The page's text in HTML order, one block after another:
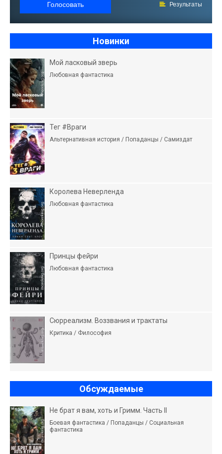
Голосовать Результаты
Новинки
Мой ласковый зверь
Любовная фантастика
Тег #Враги
Альтернативная история / Попаданцы / Самиздат
Королева Неверленда
Любовная фантастика
Принцы фейри
Любовная фантастика
Сюрреализм. Воззвания и трактаты
Критика / Философия
Обсуждаемые
Не брат я вам, хоть и Гримм. Часть II
Боевая фантастика / Попаданцы / Социальная
фантастика